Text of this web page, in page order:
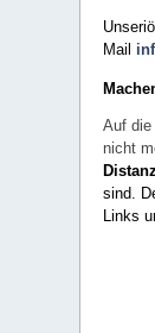
Mail
Auf die
nicht
sind.
Links